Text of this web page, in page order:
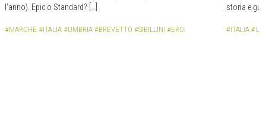
l’anno). Epic o Standard? […]
#MARCHE #ITALIA #UMBRIA #BREVETTO #SIBILLINI #EROI
storia e
#ITALIA